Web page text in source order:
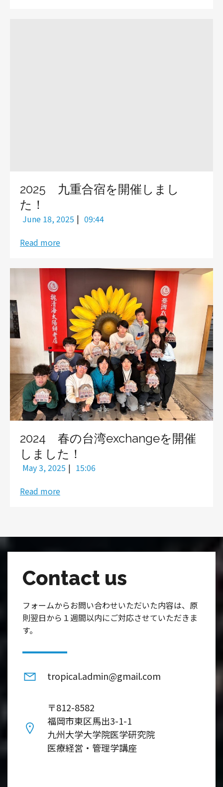
2025 九重合宿を開催しまし
た！
June 18, 2025 | 09:44
Read more
2024 春の台湾exchangeを開催
しました！
May 3, 2025 | 15:06
Read more
Contact us
フォームからお問い合わせいただいた内容は、原
則翌日から１週間以内にご対応させていただきま
す。
tropical.admin@gmail.com
〒812-8582
福岡市東区馬出3-1-1
九州大学大学院医学研究院
医療経営・管理学講座